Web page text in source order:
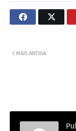
MAIS ANTIGA